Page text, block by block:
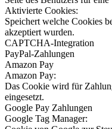
Aktivierte Cookies:
Speichert welche Cookies
akzeptiert wurden.
CAPTCHA-Integration
PayPal-Zahlungen
Amazon Pay
Amazon Pay:
Das Cookie wird für
eingesetzt.
Google Pay Zahlungen
Google Tag Manager: